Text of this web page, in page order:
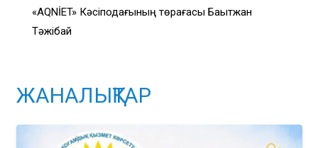
«AQNİET» Кәсіподағының төрағасы Бақытжан
Тәжібай
ЖАНАЛЫҚТАР